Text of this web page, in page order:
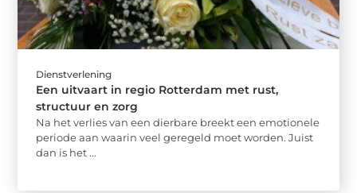
Dienstverlening
Een uitvaart in regio Rotterdam met rust,
structuur en zorg
Na het verlies van een dierbare breekt een emotionele
periode aan waarin veel geregeld moet worden. Juist
dan is het ...